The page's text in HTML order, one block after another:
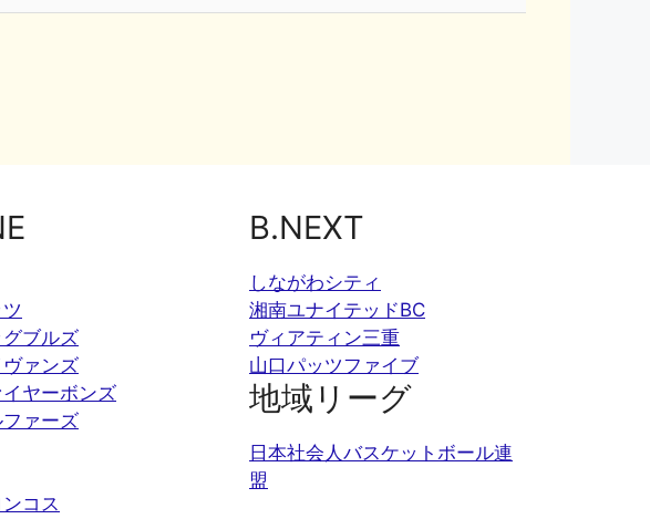
ブルズ
ァンズ
ヤーボンズ
ァーズ
コス
B.NEXT
しながわシティ
湘南ユナイテッドBC
ヴィアティン三重
山口パッツファイブ
地域リーグ
日本社会人バスケットボール連
盟